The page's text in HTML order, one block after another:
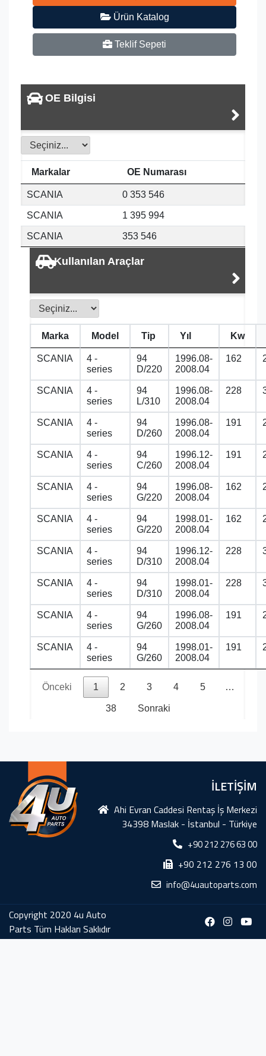
Ürün Katalog
Teklif Sepeti
OE Bilgisi
Markalar OE Numarası
SCANIA 0 353 546
SCANIA 1 395 994
SCANIA 353 546
Kullanılan Araçlar
Marka Model Tip Yıl Kw
SCANIA
4 -
series
94
D/220
1996.08-
2008.04
162
SCANIA
4 -
series
94
L/310
1996.08-
2008.04
228
SCANIA
4 -
series
94
D/260
1996.08-
2008.04
191
SCANIA
4 -
series
94
C/260
1996.12-
2008.04
191
SCANIA
4 -
series
94
G/220
1996.08-
2008.04
162
SCANIA
4 -
series
94
G/220
1998.01-
2008.04
162
SCANIA
4 -
series
94
D/310
1996.12-
2008.04
228
SCANIA
4 -
series
94
D/310
1998.01-
2008.04
228
SCANIA
4 -
series
94
G/260
1996.08-
2008.04
191
SCANIA
4 -
series
94
G/260
1998.01-
2008.04
191
Önceki 1 2 3 4 5 …
38 Sonraki
İLETİŞİM
Ahi Evran Caddesi Rentaş İş Merkezi
34398 Maslak - İstanbul - Türkiye
+90 212 276 63 00
+90 212 276 13 00
info@4uautoparts.com
Copyright 2020 4u Auto
Parts Tüm Hakları Saklıdır